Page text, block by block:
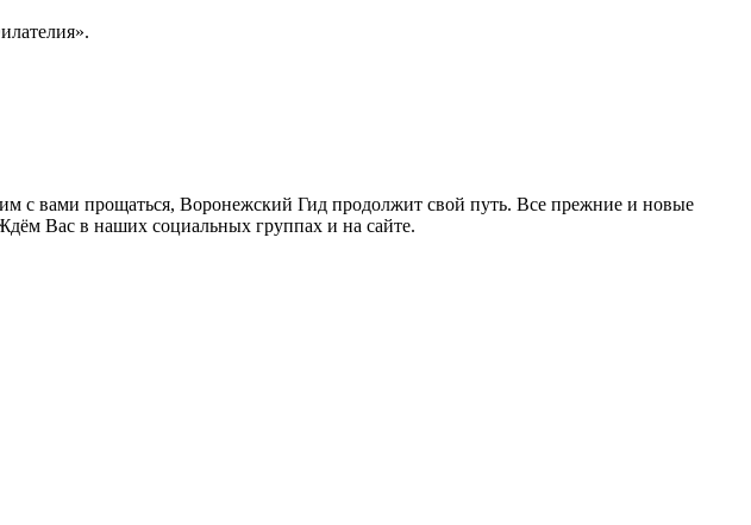
с вами прощаться, Воронежский Гид продолжит свой путь. Все прежние и новые
Вас в наших социальных группах и на сайте.